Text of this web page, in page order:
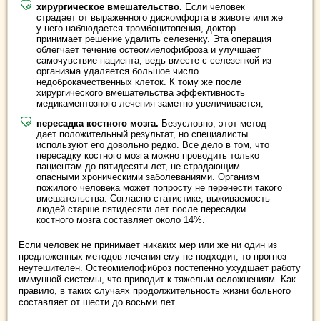
хирургическое вмешательство. Если человек
страдает от выраженного дискомфорта в животе или же
у него наблюдается тромбоцитопения, доктор
принимает решение удалить селезенку. Эта операция
облегчает течение остеомиелофиброза и улучшает
самочувствие пациента, ведь вместе с селезенкой из
организма удаляется большое число
недоброкачественных клеток. К тому же после
хирургического вмешательства эффективность
медикаментозного лечения заметно увеличивается;
пересадка костного мозга. Безусловно, этот метод
дает положительный результат, но специалисты
используют его довольно редко. Все дело в том, что
пересадку костного мозга можно проводить только
пациентам до пятидесяти лет, не страдающим
опасными хроническими заболеваниями. Организм
пожилого человека может попросту не перенести такого
вмешательства. Согласно статистике, выживаемость
людей старше пятидесяти лет после пересадки
костного мозга составляет около 14%.
Если человек не принимает никаких мер или же ни один из
предложенных методов лечения ему не подходит, то прогноз
неутешителен. Остеомиелофиброз постепенно ухудшает работу
иммунной системы, что приводит к тяжелым осложнениям. Как
правило, в таких случаях продолжительность жизни больного
составляет от шести до восьми лет.